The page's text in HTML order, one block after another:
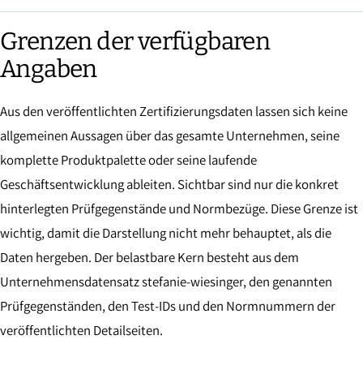
Grenzen der verfügbaren
Angaben
Aus den veröffentlichten Zertifizierungsdaten lassen sich keine
allgemeinen Aussagen über das gesamte Unternehmen, seine
komplette Produktpalette oder seine laufende
Geschäftsentwicklung ableiten. Sichtbar sind nur die konkret
hinterlegten Prüfgegenstände und Normbezüge. Diese Grenze ist
wichtig, damit die Darstellung nicht mehr behauptet, als die
Daten hergeben. Der belastbare Kern besteht aus dem
Unternehmensdatensatz stefanie-wiesinger, den genannten
Prüfgegenständen, den Test-IDs und den Normnummern der
veröffentlichten Detailseiten.